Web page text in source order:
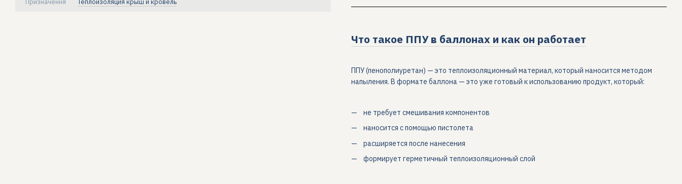
Призначення Теплоизоляция крыш и кровель
Что такое ППУ в баллонах и как он работает
ППУ (пенополиуретан) — это теплоизоляционный материал, который наносится методом
напыления. В формате баллона — это уже готовый к использованию продукт, который:
не требует смешивания компонентов
наносится с помощью пистолета
расширяется после нанесения
формирует герметичный теплоизоляционный слой